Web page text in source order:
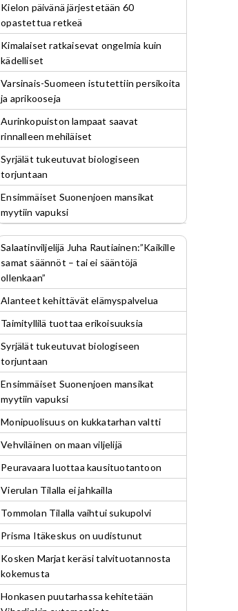
Kielon päivänä järjestetään 60
opastettua retkeä
Kimalaiset ratkaisevat ongelmia kuin
kädelliset
Varsinais-Suomeen istutettiin persikoita
ja aprikooseja
Aurinkopuiston lampaat saavat
rinnalleen mehiläiset
Syrjälät tukeutuvat biologiseen
torjuntaan
Ensimmäiset Suonenjoen mansikat
myytiin vapuksi
Salaatinviljelijä Juha Rautiainen:”Kaikille
samat säännöt – tai ei sääntöjä
ollenkaan”
Alanteet kehittävät elämyspalvelua
Taimityllilä tuottaa erikoisuuksia
Syrjälät tukeutuvat biologiseen
torjuntaan
Ensimmäiset Suonenjoen mansikat
myytiin vapuksi
Monipuolisuus on kukkatarhan valtti
Vehviläinen on maan viljelijä
Peuravaara luottaa kausituotantoon
Vierulan Tilalla ei jahkailla
Tommolan Tilalla vaihtui sukupolvi
Prisma Itäkeskus on uudistunut
Kosken Marjat keräsi talvituotannosta
kokemusta
Honkasen puutarhassa kehitetään